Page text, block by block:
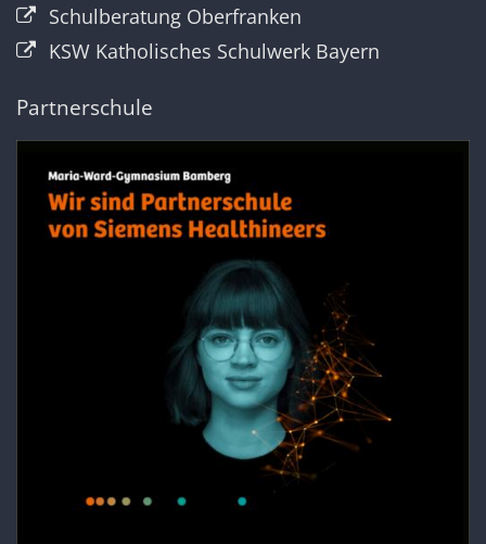
Schulberatung Oberfranken
KSW Katholisches Schulwerk Bayern
Partnerschule